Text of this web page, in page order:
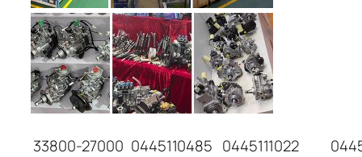
33800-27000 0445110485 0445111022